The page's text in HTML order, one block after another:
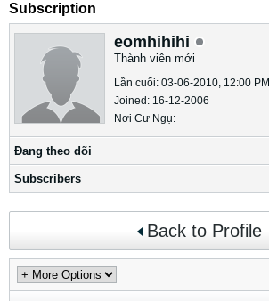
Subscription
eomhihihi
Thành viên mới
Lần cuối: 03-06-2010, 12:00 PM
Joined: 16-12-2006
Nơi Cư Ngụ:
Ðang theo dõi
Subscribers
Back to Profile